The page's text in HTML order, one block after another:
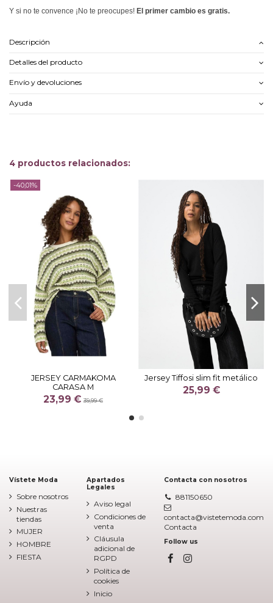
Y si no te convence ¡No te preocupes! El primer cambio es gratis.
Descripción
Detalles del producto
Envío y devoluciones
Ayuda
4 productos relacionados:
-40,01%
JERSEY CARMAKOMA
CARASA M
23,99 € 39,99 €
Jersey Tiffosi slim fit metálico
25,99 €
Vístete Moda
Sobre nosotros
Nuestras
tiendas
MUJER
HOMBRE
FIESTA
Apartados
Legales
Aviso legal
Condiciones de
venta
Cláusula
adicional de
RGPD
Política de
cookies
Inicio
Contacta con nosotros
881150650
contacta@vistetemoda.com
Contacta
Follow us